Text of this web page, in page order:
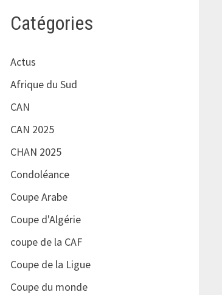
Catégories
Actus
Afrique du Sud
CAN
CAN 2025
CHAN 2025
Condoléance
Coupe Arabe
Coupe d'Algérie
coupe de la CAF
Coupe de la Ligue
Coupe du monde